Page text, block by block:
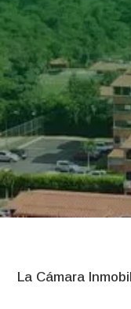
La Cámara